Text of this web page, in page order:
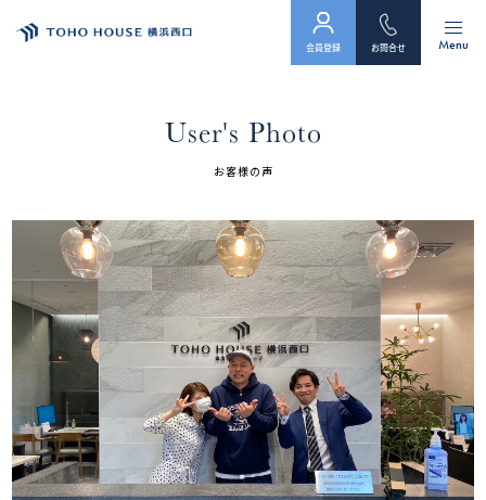
会員フォーム
サービス
会社案内
スタッフ紹介（「住まい」のコンサルタント）
お客様の声
お知らせ
Menu
お問合せ
会員登録
User's Photo
お客様の声